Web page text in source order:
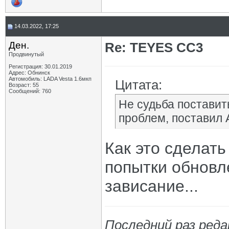
14.03.2022, 17:25
Ден.
Продвинутый
Регистрация: 30.01.2019
Адрес: Обнинск
Автомобиль: LADA Vesta 1.6мкп
Возраст: 55
Сообщений: 760
Re: TEYES CC3
Цитата:
Не судьба
проблем, поставил
Как это
попытки
зависание...
Последний раз